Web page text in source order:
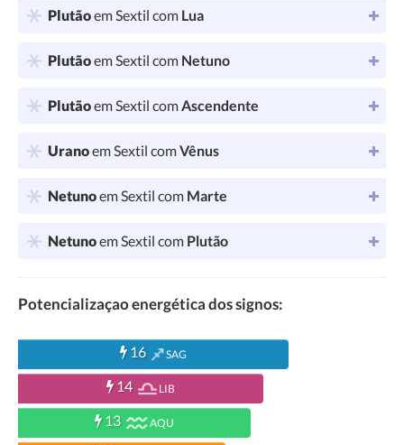
Plutãoem Sextil com Lua
Plutãoem Sextil com Netuno
Plutãoem Sextil comAscendente
Uranoem Sextil comVênus
Netunoem Sextil com Marte
Netunoem Sextil com Plutão
Potencializaçao energética dos signos:
16 SAG
14 LIB
13 AQU